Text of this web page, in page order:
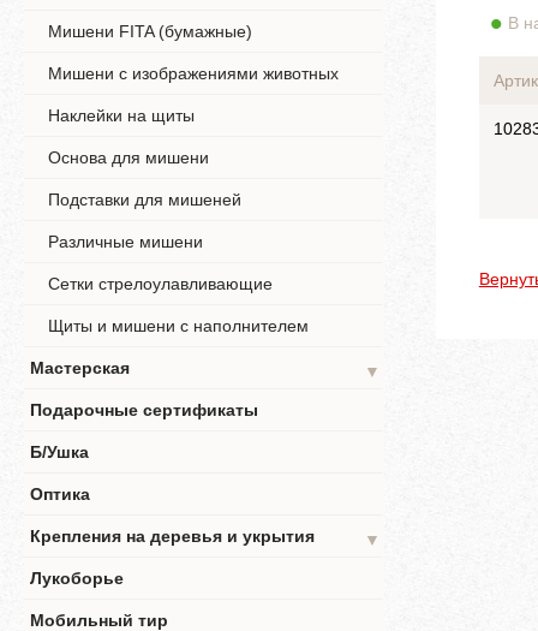
Мишени FITA (бумажные)
Мишени с изображениями животных
Наклейки на щиты
Основа для мишени
Подставки для мишеней
Различные мишени
Сетки стрелоулавливающие
Щиты и мишени с наполнителем
Мастерская
▼
Подарочные сертификаты
Б/Ушка
Оптика
Крепления на деревья и укрытия
▼
Лукоборье
Мобильный тир
В